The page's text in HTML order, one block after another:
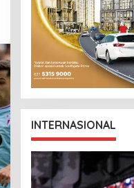
INTERNASIONAL